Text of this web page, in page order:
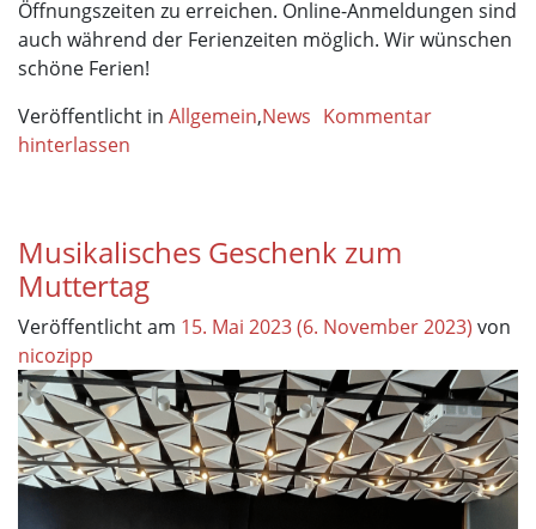
Öffnungszeiten zu erreichen. Online-Anmeldungen sind
auch während der Ferienzeiten möglich. Wir wünschen
schöne Ferien!
Veröffentlicht in Allgemein,News Kommentar
hinterlassen
Musikalisches Geschenk zum
Muttertag
Veröffentlicht am 15. Mai 2023(6. November 2023) von
nicozipp